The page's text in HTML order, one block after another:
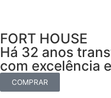
FORT HOUSE
Há 32 anos
com excelência
COMPRAR